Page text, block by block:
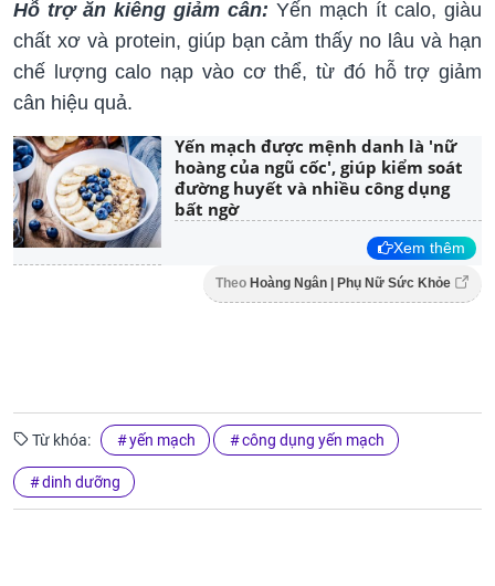
Hỗ trợ ăn kiêng giảm cân: Yến mạch ít calo, giàu
chất xơ và protein, giúp bạn cảm thấy no lâu và hạn
chế lượng calo nạp vào cơ thể, từ đó hỗ trợ giảm
cân hiệu quả.
Yến mạch được mệnh danh là 'nữ
hoàng của ngũ cốc', giúp kiểm soát
đường huyết và nhiều công dụng
bất ngờ
Xem thêm
Theo Hoàng Ngân | Phụ Nữ Sức Khỏe
Từ khóa: yến mạch công dụng yến mạch
dinh dưỡng